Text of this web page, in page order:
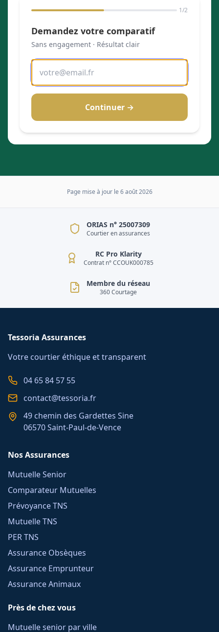
1/2
Demandez votre comparatif
Sans engagement · Résultat clair
Continuer →
Page mise à jour le 6 août 2026
ORIAS n° 25007309
Courtier en assurances
RC Pro Klarity
Contrat n° CCOUK000785
Membre du réseau
360 Courtage
Tessoria Assurances
Votre courtier éthique et transparent
04 65 84 57 55
contact@tessoria.fr
49 chemin des Gardettes Sine
06570 Saint-Paul-de-Vence
Nos Assurances
Mutuelle Senior
Comparateur Mutuelles
Prévoyance TNS
Mutuelle TNS
PER TNS
Assurance Obsèques
Assurance Emprunteur
Assurance Animaux
Près de chez vous
Mutuelle senior par ville